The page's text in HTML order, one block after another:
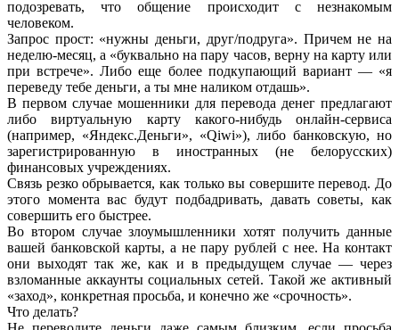
подозревать, что общение происходит с незнакомым
человеком.
Запрос прост: «нужны деньги, друг/подруга». Причем не на
неделю-месяц, а «буквально на пару часов, верну на карту или
при встрече». Либо еще более подкупающий вариант — «я
переведу тебе деньги, а ты мне наликом отдашь».
В первом случае мошенники для перевода денег предлагают
либо виртуальную карту какого-нибудь онлайн-сервиса
(например, «Яндекс.Деньги», «Qiwi»), либо банковскую, но
зарегистрированную в иностранных (не белорусских)
финансовых учреждениях.
Связь резко обрывается, как только вы совершите перевод. До
этого момента вас будут подбадривать, давать советы, как
совершить его быстрее.
Во втором случае злоумышленники хотят получить данные
вашей банковской карты, а не пару рублей с нее. На контакт
они выходят так же, как и в предыдущем случае — через
взломанные аккаунты социальных сетей. Такой же активный
«заход», конкретная просьба, и конечно же «срочность».
Что делать?